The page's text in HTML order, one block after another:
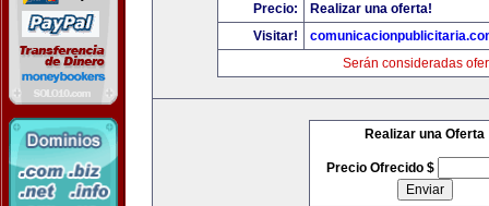
Precio:
Realizar una oferta!
Visitar!
Serán consideradas
Realizar una Oferta
Precio Ofrecido $